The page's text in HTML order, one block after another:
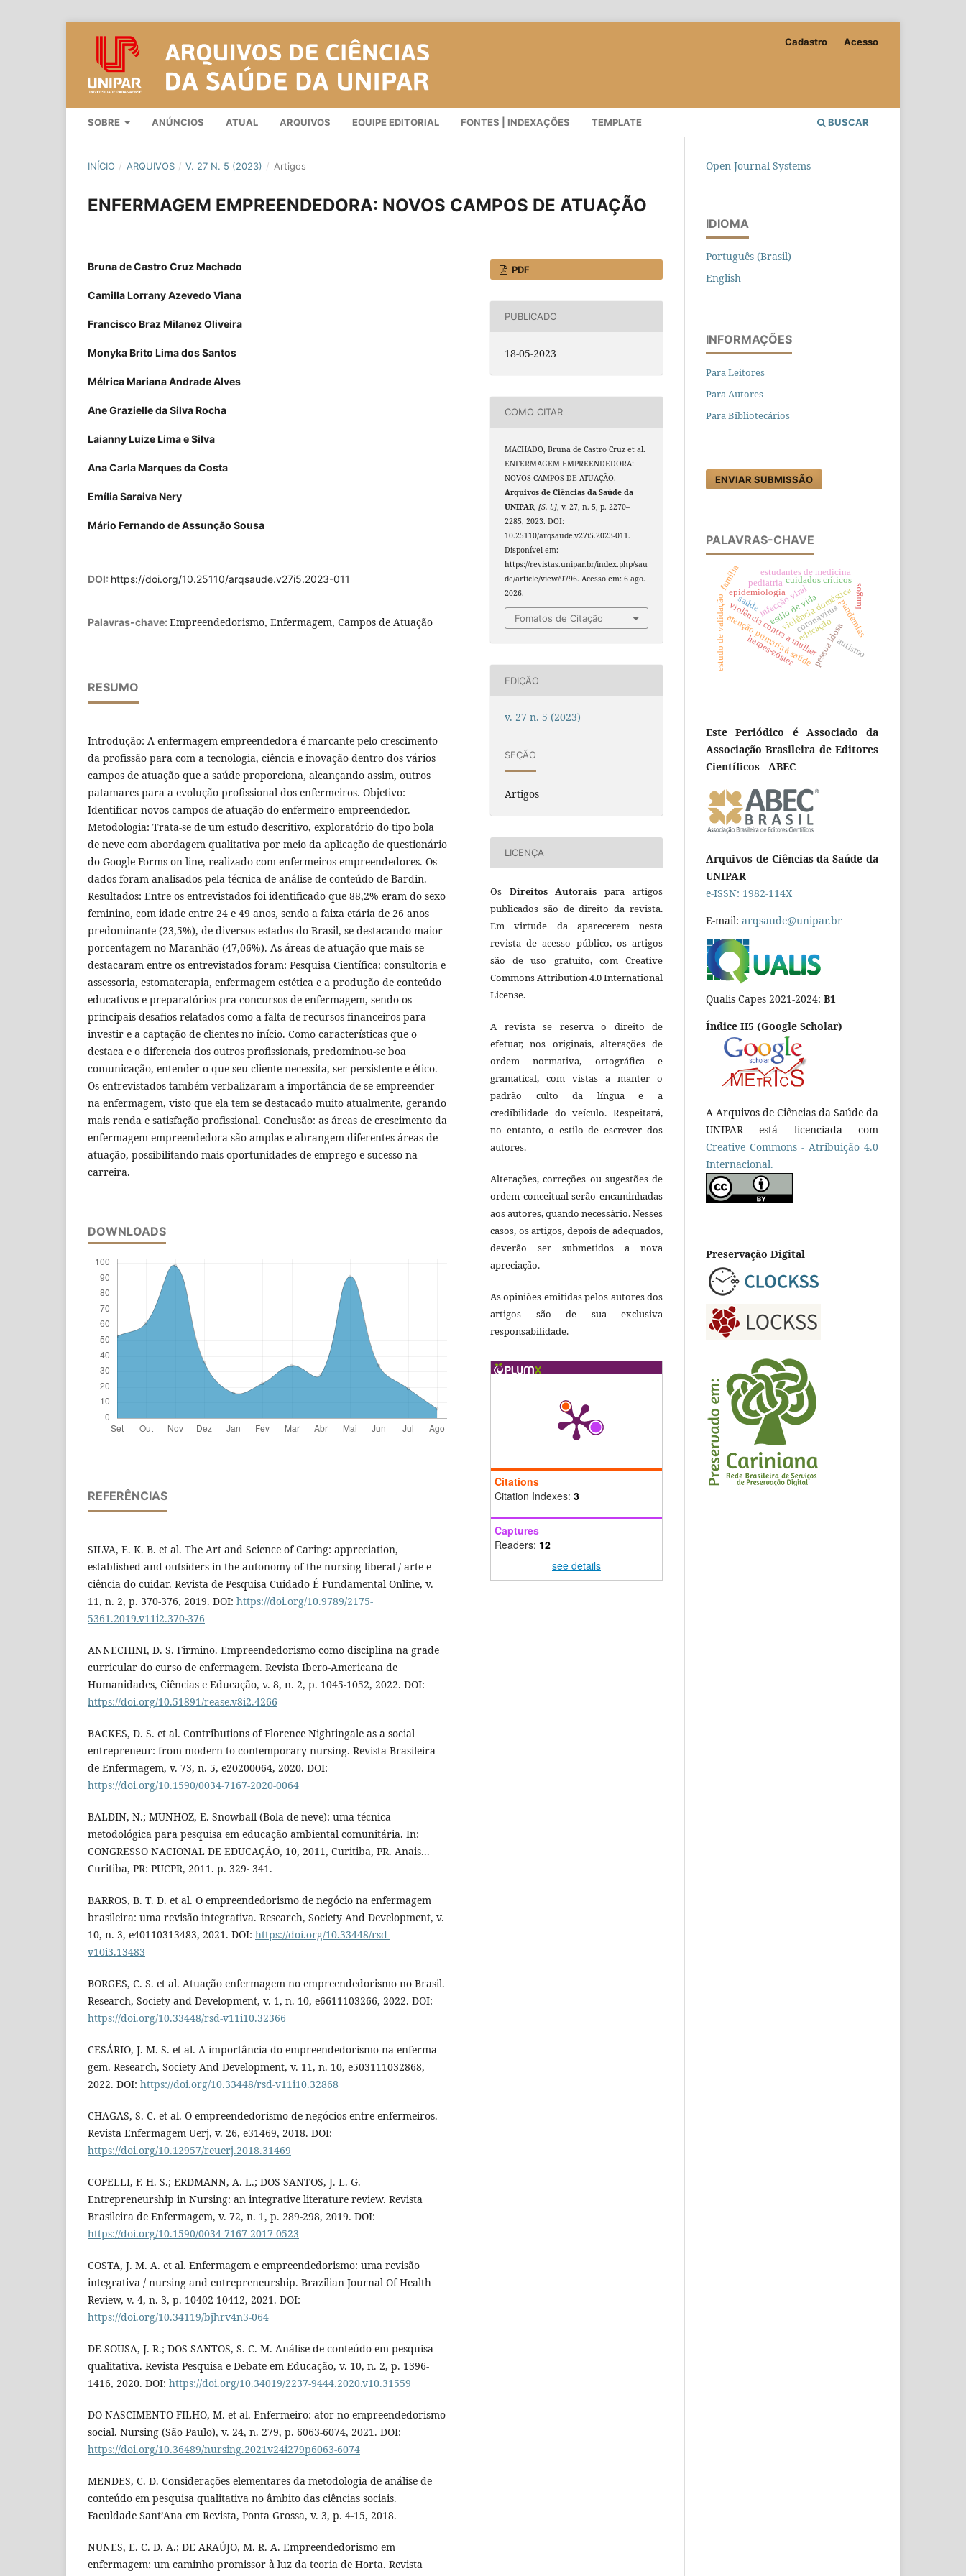
SOBRE ANÚNCIOS ATUAL ARQUIVOS EQUIPE EDITORIAL FONTES | INDEXAÇÕES TEMPLATE BUSCAR
Cadastro Acesso
INÍCIO / ARQUIVOS / V. 27 N. 5 (2023) / Artigos
ENFERMAGEM EMPREENDEDORA: NOVOS CAMPOS DE ATUAÇÃO
Bruna de Castro Cruz Machado
Camilla Lorrany Azevedo Viana
Francisco Braz Milanez Oliveira
Monyka Brito Lima dos Santos
Mélrica Mariana Andrade Alves
Ane Grazielle da Silva Rocha
Laianny Luize Lima e Silva
Ana Carla Marques da Costa
Emília Saraiva Nery
Mário Fernando de Assunção Sousa
DOI: https://doi.org/10.25110/arqsaude.v27i5.2023-011
Palavras-chave: Empreendedorismo, Enfermagem, Campos de Atuação
RESUMO
Introdução: A enfermagem empreendedora é marcante pelo crescimento
da profissão para com a tecnologia, ciência e inovação dentro dos vários
campos de atuação que a saúde proporciona, alcançando assim, outros
patamares para a evolução profissional dos enfermeiros. Objetivo:
Identificar novos campos de atuação do enfermeiro empreendedor.
Metodologia: Trata-se de um estudo descritivo, exploratório do tipo bola
de neve com abordagem qualitativa por meio da aplicação de questionário
do Google Forms on-line, realizado com enfermeiros empreendedores. Os
dados foram analisados pela técnica de análise de conteúdo de Bardin.
Resultados: Entre os entrevistados foi identificado que 88,2% eram do sexo
feminino, com idade entre 24 e 49 anos, sendo a faixa etária de 26 anos
predominante (23,5%), de diversos estados do Brasil, se destacando maior
porcentagem no Maranhão (47,06%). As áreas de atuação que mais se
destacaram entre os entrevistados foram: Pesquisa Científica: consultoria e
assessoria, estomaterapia, enfermagem estética e a produção de conteúdo
educativos e preparatórios pra concursos de enfermagem, sendo os
principais desafios relatados como a falta de recursos financeiros para
investir e a captação de clientes no início. Como características que o
destaca e o diferencia dos outros profissionais, predominou-se boa
comunicação, entender o que seu cliente necessita, ser persistente e ético.
Os entrevistados também verbalizaram a importância de se empreender
na enfermagem, visto que ela tem se destacado muito atualmente, gerando
mais renda e satisfação profissional. Conclusão: as áreas de crescimento da
enfermagem empreendedora são amplas e abrangem diferentes áreas de
atuação, possibilitando mais oportunidades de emprego e sucesso na
carreira.
DOWNLOADS
REFERÊNCIAS
SILVA, E. K. B. et al. The Art and Science of Caring: appreciation,
established and outsiders in the autonomy of the nursing liberal / arte e
ciência do cuidar. Revista de Pesquisa Cuidado É Fundamental Online, v.
11, n. 2, p. 370-376, 2019. DOI: https://doi.org/10.9789/2175-
5361.2019.v11i2.370-376
ANNECHINI, D. S. Firmino. Empreendedorismo como disciplina na grade
curricular do curso de enfermagem. Revista Ibero-Americana de
Humanidades, Ciências e Educação, v. 8, n. 2, p. 1045-1052, 2022. DOI:
https://doi.org/10.51891/rease.v8i2.4266
BACKES, D. S. et al. Contributions of Florence Nightingale as a social
entrepreneur: from modern to contemporary nursing. Revista Brasileira
de Enfermagem, v. 73, n. 5, e20200064, 2020. DOI:
https://doi.org/10.1590/0034-7167-2020-0064
BALDIN, N.; MUNHOZ, E. Snowball (Bola de neve): uma técnica
metodológica para pesquisa em educação ambiental comunitária. In:
CONGRESSO NACIONAL DE EDUCAÇÃO, 10, 2011, Curitiba, PR. Anais...
Curitiba, PR: PUCPR, 2011. p. 329- 341.
BARROS, B. T. D. et al. O empreendedorismo de negócio na enfermagem
brasileira: uma revisão integrativa. Research, Society And Development, v.
10, n. 3, e40110313483, 2021. DOI: https://doi.org/10.33448/rsd-
v10i3.13483
BORGES, C. S. et al. Atuação enfermagem no empreendedorismo no Brasil.
Research, Society and Development, v. 1, n. 10, e6611103266, 2022. DOI:
https://doi.org/10.33448/rsd-v11i10.32366
CESÁRIO, J. M. S. et al. A importância do empreendedorismo na enferma-
gem. Research, Society And Development, v. 11, n. 10, e503111032868,
2022. DOI: https://doi.org/10.33448/rsd-v11i10.32868
CHAGAS, S. C. et al. O empreendedorismo de negócios entre enfermeiros.
Revista Enfermagem Uerj, v. 26, e31469, 2018. DOI:
https://doi.org/10.12957/reuerj.2018.31469
COPELLI, F. H. S.; ERDMANN, A. L.; DOS SANTOS, J. L. G.
Entrepreneurship in Nursing: an integrative literature review. Revista
Brasileira de Enfermagem, v. 72, n. 1, p. 289-298, 2019. DOI:
https://doi.org/10.1590/0034-7167-2017-0523
COSTA, J. M. A. et al. Enfermagem e empreendedorismo: uma revisão
integrativa / nursing and entrepreneurship. Brazilian Journal Of Health
Review, v. 4, n. 3, p. 10402-10412, 2021. DOI:
https://doi.org/10.34119/bjhrv4n3-064
DE SOUSA, J. R.; DOS SANTOS, S. C. M. Análise de conteúdo em pesquisa
qualitativa. Revista Pesquisa e Debate em Educação, v. 10, n. 2, p. 1396-
1416, 2020. DOI: https://doi.org/10.34019/2237-9444.2020.v10.31559
DO NASCIMENTO FILHO, M. et al. Enfermeiro: ator no empreendedorismo
social. Nursing (São Paulo), v. 24, n. 279, p. 6063-6074, 2021. DOI:
https://doi.org/10.36489/nursing.2021v24i279p6063-6074
MENDES, C. D. Considerações elementares da metodologia de análise de
conteúdo em pesquisa qualitativa no âmbito das ciências sociais.
Faculdade Sant’Ana em Revista, Ponta Grossa, v. 3, p. 4-15, 2018.
NUNES, E. C. D. A.; DE ARAÚJO, M. R. A. Empreendedorismo em
enfermagem: um caminho promissor à luz da teoria de Horta. Revista
PDF
PUBLICADO
18-05-2023
COMO CITAR
MACHADO, Bruna de Castro Cruz et al.
ENFERMAGEM EMPREENDEDORA:
NOVOS CAMPOS DE ATUAÇÃO.
Arquivos de Ciências da Saúde da
UNIPAR,[S. l.], v. 27, n. 5, p. 2270–
2285, 2023. DOI:
10.25110/arqsaude.v27i5.2023-011.
Disponível em:
https://revistas.unipar.br/index.php/sau
de/article/view/9796. Acesso em: 6 ago.
2026.
Fomatos de Citação
EDIÇÃO
v. 27 n. 5 (2023)
SEÇÃO
Artigos
LICENÇA
Os Direitos Autorais para artigos
publicados são de direito da revista.
Em virtude da aparecerem nesta
revista de acesso público, os artigos
são de uso gratuito, com Creative
Commons Attribution 4.0 International
License.
A revista se reserva o direito de
efetuar, nos originais, alterações de
ordem normativa, ortográfica e
gramatical, com vistas a manter o
padrão culto da língua e a
credibilidade do veículo. Respeitará,
no entanto, o estilo de escrever dos
autores.
Alterações, correções ou sugestões de
ordem conceitual serão encaminhadas
aos autores, quando necessário. Nesses
casos, os artigos, depois de adequados,
deverão ser submetidos a nova
apreciação.
As opiniões emitidas pelos autores dos
artigos são de sua exclusiva
responsabilidade.
Citations
Citation Indexes: 3
Captures
Readers: 12
see details
Open Journal Systems
IDIOMA
Português (Brasil)
English
INFORMAÇÕES
Para Leitores
Para Autores
Para Bibliotecários
ENVIAR SUBMISSÃO
PALAVRAS-CHAVE
atenção primária à saúde
violência doméstica
violência contra a mulherpessoa idosa
estilo de vida
educação
herpes-zóster
infecção viralcoronavíruspandemias
cuidados críticos
epidemiologia
estudantes de medicina
estudo de validação
pediatria fungos
saúde
autismo
família
Este Periódico é Associado da
Associação Brasileira de Editores
Científicos - ABEC
Arquivos de Ciências da Saúde da
UNIPAR
e-ISSN: 1982-114X
E-mail: arqsaude@unipar.br
Qualis Capes 2021-2024: B1
Índice H5 (Google Scholar)
A Arquivos de Ciências da Saúde da
UNIPAR está licenciada com
Creative Commons - Atribuição 4.0
Internacional.
Preservação Digital